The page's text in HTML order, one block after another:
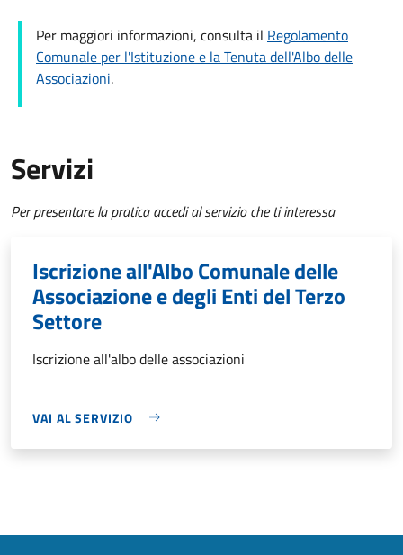
Per maggiori informazioni, consulta il Regolamento
Comunale per l'Istituzione e la Tenuta dell'Albo delle
Associazioni.
Servizi
Per presentare la pratica accedi al servizio che ti interessa
Iscrizione all'Albo Comunale delle
Associazione e degli Enti del Terzo
Settore
Iscrizione all'albo delle associazioni
VAI AL SERVIZIO